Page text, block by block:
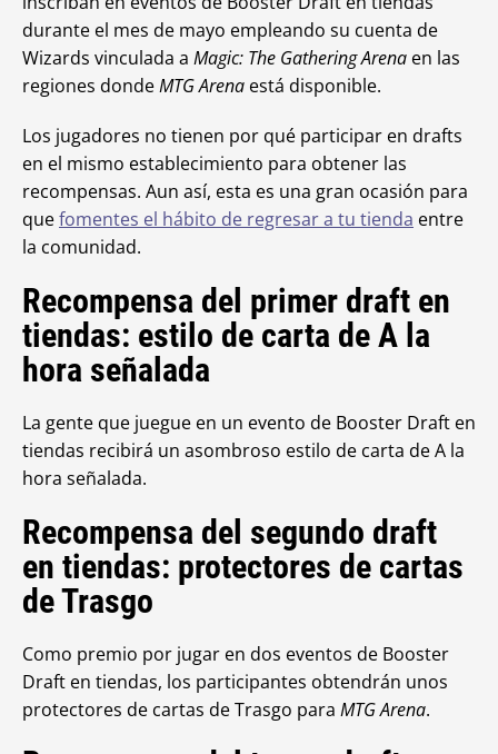
durante el mes de mayo empleando su cuenta de
Wizards vinculada a Magic: The Gathering Arena en las
regiones dondeMTG Arena está disponible.
Los jugadores no tienen por qué participar en drafts
en el mismo establecimiento para obtener las
recompensas. Aun así, esta es una gran ocasión para
quefomentes el hábito de regresar a tu tienda entre
la comunidad.
Recompensa del primer draft en
tiendas: estilo de carta de A la
hora señalada
La gente que juegue en un evento de Booster Draft en
tiendas recibirá un asombroso estilo de carta de A la
hora señalada.
Recompensa del segundo draft
en tiendas: protectores de cartas
de Trasgo
Como premio por jugar en dos eventos de Booster
Draft en tiendas, los participantes obtendrán unos
protectores de cartas de Trasgo para MTG Arena.